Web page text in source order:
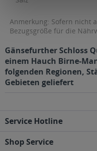
Anmerkung: Sofern nicht
Bezugsgröße für die
Gänsefurther Schloss
einem Hauch Birne-
folgenden Regionen,
Gebieten geliefert
Service Hotline
Shop Service